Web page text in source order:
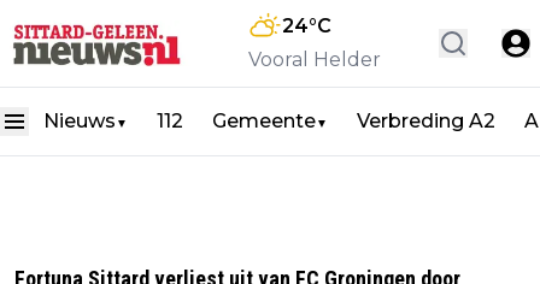
24°C
Vooral Helder
Nieuws ▼ 112 Gemeente▼ Verbreding A2
Fortuna Sittard verliest uit van FC Groningen door